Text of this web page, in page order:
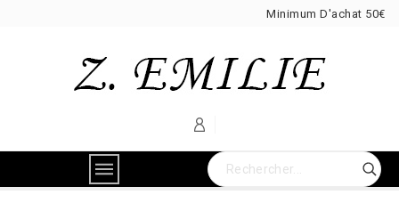
Minimum D'achat 50€